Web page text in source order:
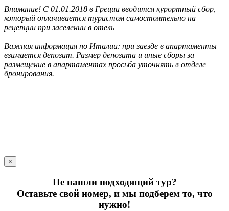
Внимание! С 01.01.2018 в Греции вводится курортный сбор,
который оплачивается туристом самостоятельно на
рецепции при заселении в отель
Важная информация по Италии: при заезде в апартаменты
взимается депозит. Размер депозита и иные сборы за
размещение в апартаментах просьба уточнять в отделе
бронирования.
×
Не нашли подходящий тур?
Оставьте свой номер, и мы подберем то, что
нужно!